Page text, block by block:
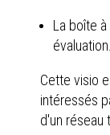
La boîte
évaluation.
Cette visio
intéressés
d'un réseau